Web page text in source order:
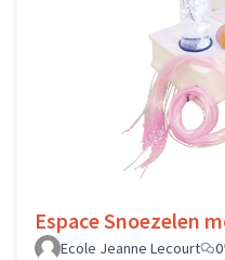
Espace Snoezelen
Ecole Jeanne Lecourt
0